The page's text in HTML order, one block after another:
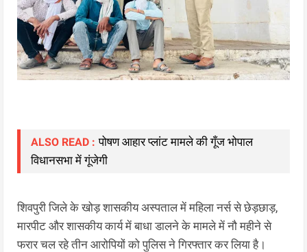
ALSO READ : पोषण आहार प्लांट मामले की गूँज भोपाल
विधानसभा में गूंजेगी
शिवपुरी जिले के खोड़ शासकीय अस्पताल में महिला नर्स से छेड़छाड़,
मारपीट और शासकीय कार्य में बाधा डालने के मामले में नौ महीने से
फरार चल रहे तीन आरोपियों को पुलिस ने गिरफ्तार कर लिया है।